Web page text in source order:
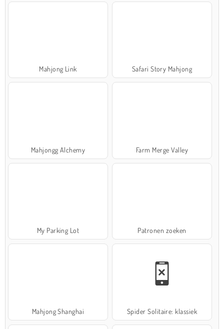
Mahjong Link Safari Story Mahjong
Mahjongg Alchemy Farm Merge Valley
My Parking Lot Patronen zoeken
Mahjong Shanghai Spider Solitaire: klassiek